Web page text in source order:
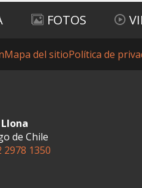
FOTOS
Mapa del sitioPolítica de
de Chile
2978 1350